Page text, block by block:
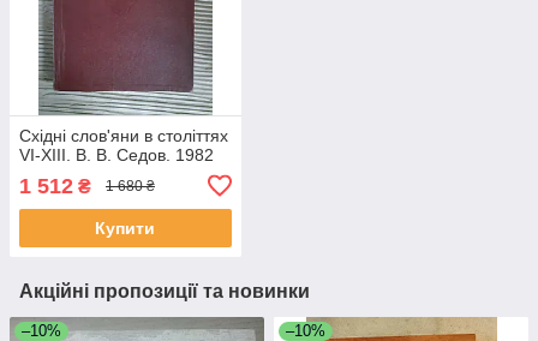
Східні слов'яни в століттях
VI-XIII. В. В. Седов. 1982
1 512 ₴ 1 680 ₴
Купити
Акційні пропозиції та новинки
–10% –10%